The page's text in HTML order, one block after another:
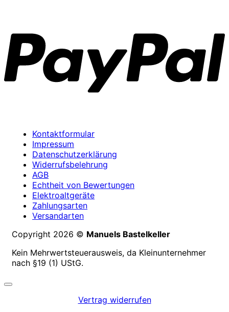
Kontaktformular
Impressum
Datenschutzerklärung
Widerrufsbelehrung
AGB
Echtheit von Bewertungen
Elektroaltgeräte
Zahlungsarten
Versandarten
Copyright 2026 © Manuels Bastelkeller
Kein Mehrwertsteuerausweis, da Kleinunternehmer
nach §19 (1) UStG.
Vertrag widerrufen